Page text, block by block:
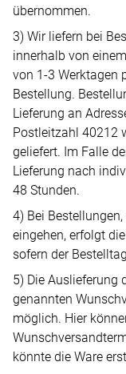
übernommen.
3) Wir liefern bei
innerhalb von
von 1-3 Werktagen
Bestellung.
Lieferung an
Postleitzahl 40212
geliefert. Im Falle
Lieferung nach
48 Stunden.
4) Bei
eingehen, erfolgt
sofern der
5) Die Auslieferung
genannten
möglich. Hier
könnte die Ware